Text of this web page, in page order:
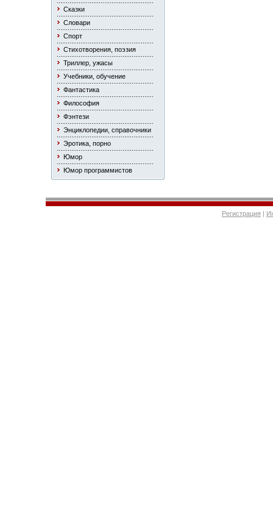
Сказки
Словари
Спорт
Стихотворения, поэзия
Триллер, ужасы
Учебники, обучение
Фантастика
Философия
Фэнтези
Энциклопедии, справочники
Эротика, порно
Юмор
Юмор программистов
Регистрация |